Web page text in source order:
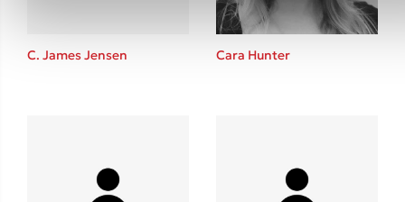
C. James Jensen Cara Hunter